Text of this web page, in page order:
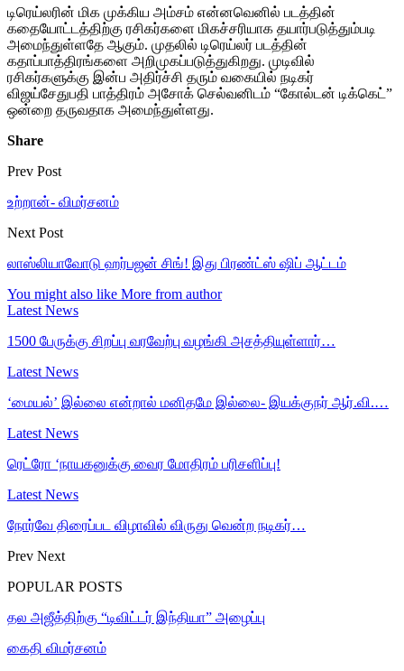
டிரெய்லரின் மிக முக்கிய அம்சம் என்னவெனில் படத்தின்
கதையோட்டத்திற்கு ரசிகர்களை மிகச்சரியாக தயார்படுத்தும்படி
அமைந்துள்ளதே ஆகும். முதலில் டிரெய்லர் படத்தின்
கதாப்பாத்திரங்களை அறிமுகப்படுத்துகிறது. முடிவில்
ரசிகர்களுக்கு இன்ப அதிர்ச்சி தரும் வகையில் நடிகர்
விஜய்சேதுபதி பாத்திரம் அசோக் செல்வனிடம் “கோல்டன் டிக்கெட்”
ஒன்றை தருவதாக அமைந்துள்ளது.
Share
Prev Post
உற்றான்- விமர்சனம்
Next Post
லாஸ்லியாவோடு ஹர்பஜன் சிங்! இது பிரண்ட்ஸ் ஷிப் ஆட்டம்
You might also like More from author
Latest News
1500 பேருக்கு சிறப்பு வரவேற்பு வழங்கி அசத்தியுள்ளார்…
Latest News
‘மையல்’ இல்லை என்றால் மனிதமே இல்லை- இயக்குநர் ஆர்.வி.…
Latest News
ரெட்ரோ ‘நாயகனுக்கு வைர மோதிரம் பரிசளிப்பு!
Latest News
நோர்வே திரைப்பட விழாவில் விருது வென்ற நடிகர்…
Prev Next
POPULAR POSTS
தல அஜீத்திற்கு “டிவிட்டர் இந்தியா” அழைப்பு
கைதி விமர்சனம்